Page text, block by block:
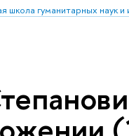
школа гуманитарных наук и